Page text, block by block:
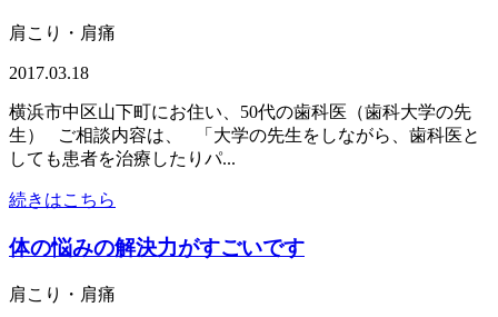
肩こり・肩痛
2017.03.18
横浜市中区山下町にお住い、50代の歯科医（歯科大学の先
生） ご相談内容は、 「大学の先生をしながら、歯科医と
しても患者を治療したりパ...
続きはこちら
体の悩みの解決力がすごいです
肩こり・肩痛